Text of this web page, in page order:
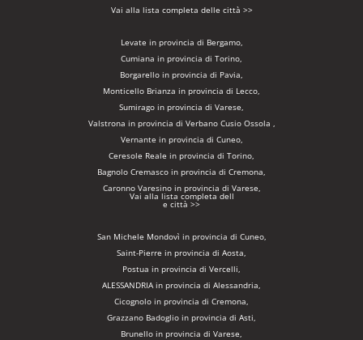
Vai alla lista completa delle città >>
Levate in provincia di Bergamo,
Cumiana in provincia di Torino,
Borgarello in provincia di Pavia,
Monticello Brianza in provincia di Lecco,
Sumirago in provincia di Varese,
Valstrona in provincia di Verbano Cusio Ossola ,
Vernante in provincia di Cuneo,
Ceresole Reale in provincia di Torino,
Bagnolo Cremasco in provincia di Cremona,
Caronno Varesino in provincia di Varese,
Vai alla lista completa dell
e città >>
San Michele Mondovì in provincia di Cuneo,
Saint-Pierre in provincia di Aosta,
Postua in provincia di Vercelli,
ALESSANDRIA in provincia di Alessandria,
Cicognolo in provincia di Cremona,
Grazzano Badoglio in provincia di Asti,
Brunello in provincia di Varese,